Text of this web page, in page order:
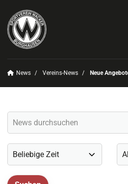
News Vereins-News Neue
Vereins-News
Vereins-App/Vereinszeitung
Onlineshop